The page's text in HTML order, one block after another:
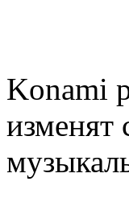
Konami
изменят